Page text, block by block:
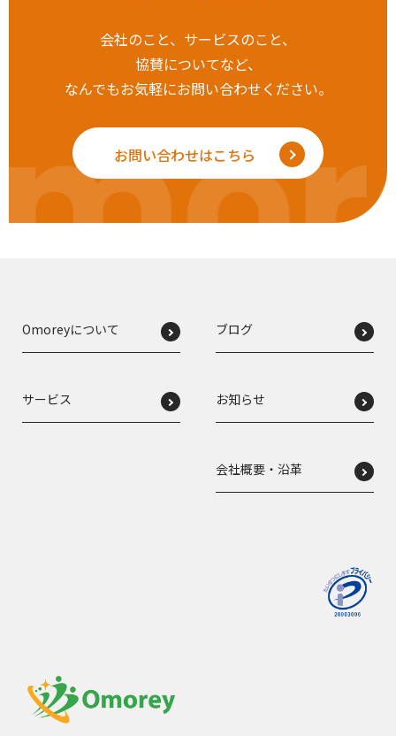
会社のこと、サービスのこと、
協賛についてなど、
なんでもお気軽にお問い合わせください。
お問い合わせはこちら
Omoreyについて
サービス
ブログ
お知らせ
会社概要・沿革